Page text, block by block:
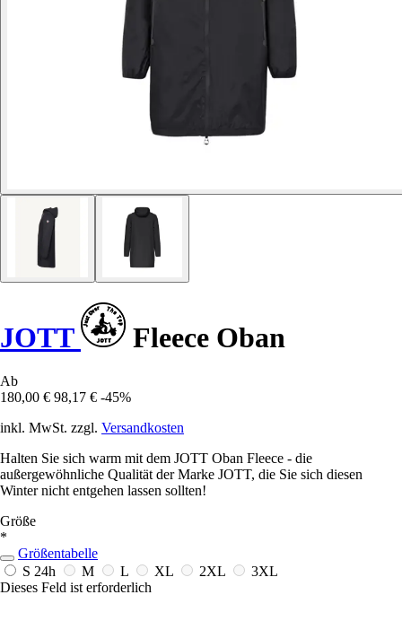
JOTT Fleece Oban
Ab
180,00 € 98,17 € -45%
inkl. MwSt. zzgl. Versandkosten
Halten Sie sich warm mit dem JOTT Oban Fleece - die
außergewöhnliche Qualität der Marke JOTT, die Sie sich diesen
Winter nicht entgehen lassen sollten!
Größe
*
Größentabelle
S 24h M L XL 2XL
3XL
Dieses Feld ist erforderlich